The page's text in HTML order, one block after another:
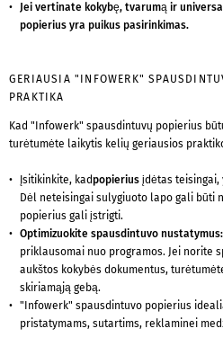
Jei vertinate kokybę, tvarumą ir
popierius yra puikus pasirinkimas.
GERIAUSIA "INFOWERK"
PRAKTIKA
Kad "Infowerk" spausdintuvų popierius
turėtumėte laikytis kelių geriausios
Įsitikinkite, kad popierius įdėtas teisingai,
Dėl neteisingai sulygiuoto lapo gali būti
popierius gali įstrigti.
Optimizuokite spausdintuvo nustatymus:
priklausomai nuo programos. Jei norite
aukštos kokybės dokumentus,
skiriamąją gebą.
"Infowerk" spausdintuvo popierius
pristatymams, sutartims, reklaminei